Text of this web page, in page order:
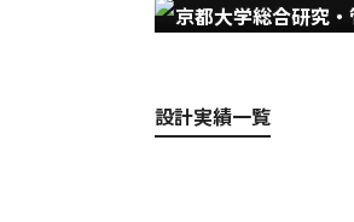
京都大学総合研究
設計実績一覧